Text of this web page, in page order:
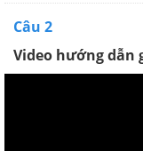
Câu 2
Video hướng dẫn